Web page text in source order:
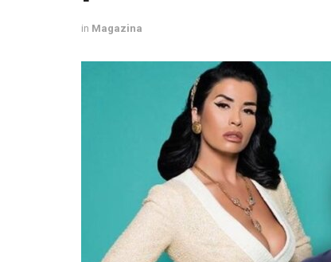
in Magazina